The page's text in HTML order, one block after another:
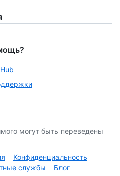
могут быть переведены
Конфиденциальность
службы Блог